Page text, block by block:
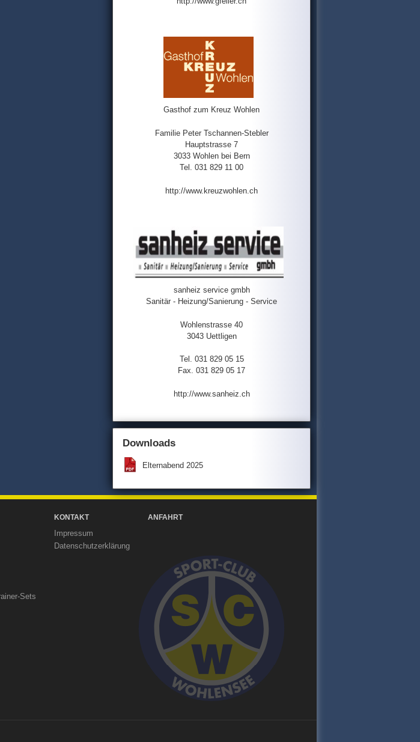
Gasthof zum Kreuz Wohlen
Familie Peter Tschannen-Stebler
Hauptstrasse 7
3033 Wohlen bei Bern
Tel. 031 829 11 00
http://www.kreuzwohlen.ch
sanheiz service gmbh
Sanitär - Heizung/Sanierung - Service
Wohlenstrasse 40
3043 Uettligen
Tel. 031 829 05 15
Fax. 031 829 05 17
http://www.sanheiz.ch
Downloads
Elternabend 2025
Sets
KONTAKT
Impressum
Datenschutzerklärung
ANFAHRT